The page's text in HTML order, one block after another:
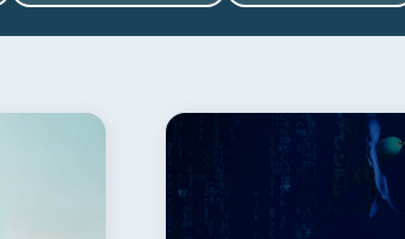
Ahorro Consejos 6
Derechos & Deberes
Cuenta Abandonada 2 Inversiones